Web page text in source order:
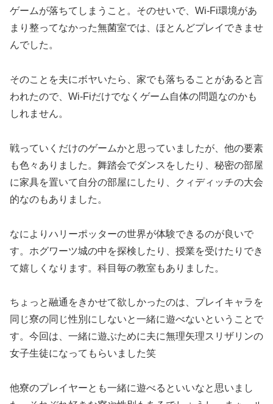
ゲームが落ちてしまうこと。そのせいで、Wi-Fi環境があ
まり整ってなかった無菌室では、ほとんどプレイできませ
んでした。
そのことを夫にボヤいたら、家でも落ちることがあると言
われたので、Wi-Fiだけでなくゲーム自体の問題なのかも
しれません。
戦っていくだけのゲームかと思っていましたが、他の要素
も色々ありました。舞踏会でダンスをしたり、秘密の部屋
に家具を置いて自分の部屋にしたり、クィディッチの大会
的なのもありました。
なによりハリーポッターの世界が体験できるのが良いで
す。ホグワーツ城の中を探検したり、授業を受けたりでき
て嬉しくなります。科目毎の教室もありました。
ちょっと融通をきかせて欲しかったのは、プレイキャラを
同じ寮の同じ性別にしないと一緒に遊べないということで
す。今回は、一緒に遊ぶために夫に無理矢理スリザリンの
女子生徒になってもらいました笑
他寮のプレイヤーとも一緒に遊べるといいなと思いまし